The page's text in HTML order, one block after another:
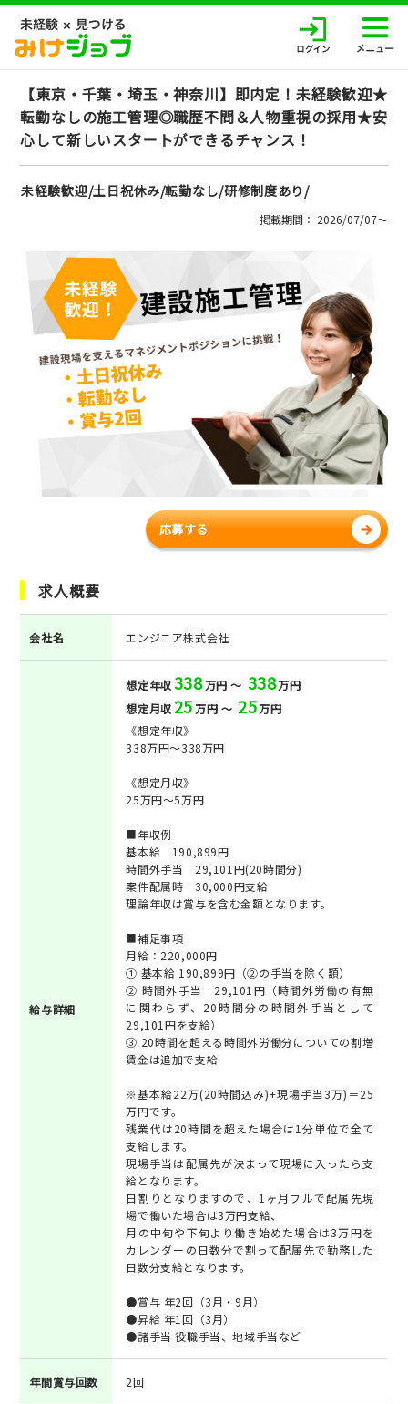
【東京・千葉・埼玉・神奈川】即内定！未経験歓迎★
転勤なしの施工管理◎職歴不問＆人物重視の採用★安
心して新しいスタートができるチャンス！
未経験歓迎/土日祝休み/転勤なし/研修制度あり/
掲載期間： 2026/07/07〜
応募する
求人概要
会社名 エンジニア株式会社
給与詳細
想定年収338万円 ～ 338万円
想定月収 25万円 ～ 25万円
《想定年収》
338万円～338万円
《想定月収》
25万円～5万円
■年収例
基本給 190,899円
時間外手当 29,101円(20時間分)
案件配属時 30,000円支給
理論年収は賞与を含む金額となります。
■補足事項
月給：220,000円
① 基本給 190,899円（②の手当を除く額）
② 時間外手当 29,101円（時間外労働の有無
に関わらず、20時間分の時間外手当として
29,101円を支給）
③ 20時間を超える時間外労働分についての割増
賃金は追加で支給
※基本給22万(20時間込み)+現場手当3万)＝25
万円です。
残業代は20時間を超えた場合は1分単位で全て
支給します。
現場手当は配属先が決まって現場に入ったら支
給となります。
日割りとなりますので、1ヶ月フルで配属先現
場で働いた場合は3万円支給、
月の中旬や下旬より働き始めた場合は3万円を
カレンダーの日数分で割って配属先で勤務した
日数分支給となります。
●賞与 年2回（3月・9月）
●昇給 年1回（3月）
●諸手当 役職手当、地域手当など
年間賞与回数 2回